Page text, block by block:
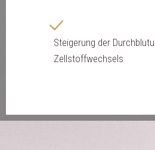
Steigerung der
Zellstoffwechsels